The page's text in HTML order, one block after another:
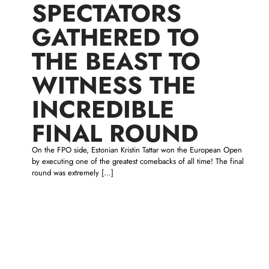
SPECTATORS
GATHERED TO
THE BEAST TO
WITNESS THE
INCREDIBLE
FINAL ROUND
On the FPO side, Estonian Kristin Tattar won the European Open
by executing one of the greatest comebacks of all time! The final
round was extremely […]